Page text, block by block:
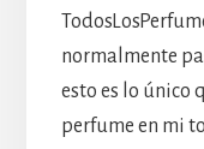
normalmente
esto es lo único
perfume en mi